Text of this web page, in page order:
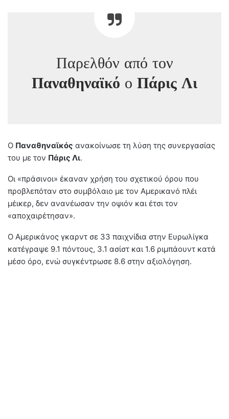
Παρελθόν από τον
Παναθηναϊκό ο Πάρις Λι
Ο Παναθηναϊκός ανακοίνωσε τη λύση της συνεργασίας
του με τον Πάρις Λι.
Οι «πράσινοι» έκαναν χρήση του σχετικού όρου που
προβλεπόταν στο συμβόλαιο με τον Αμερικανό πλέι
μέικερ, δεν ανανέωσαν την οψιόν και έτσι τον
«αποχαιρέτησαν».
O Αμερικάνος γκαρντ σε 33 παιχνίδια στην Ευρωλίγκα
κατέγραψε 9.1 πόντους, 3.1 ασίστ και 1.6 ριμπάουντ κατά
μέσο όρο, ενώ συγκέντρωσε 8.6 στην αξιολόγηση.